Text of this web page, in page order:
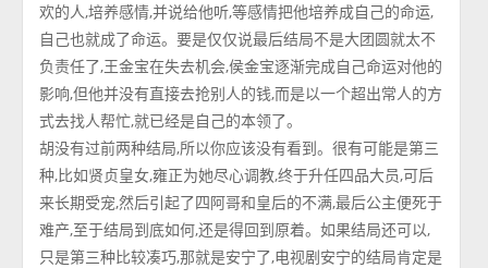
欢的人,培养感情,并说给他听,等感情把他培养成自己的命运,
自己也就成了命运。要是仅仅说最后结局不是大团圆就太不
负责任了,王金宝在失去机会,侯金宝逐渐完成自己命运对他的
影响,但他并没有直接去抢别人的钱,而是以一个超出常人的方
式去找人帮忙,就已经是自己的本领了。
胡没有过前两种结局,所以你应该没有看到。很有可能是第三
种,比如贤贞皇女,雍正为她尽心调教,终于升任四品大员,可后
来长期受宠,然后引起了四阿哥和皇后的不满,最后公主便死于
难产,至于结局到底如何,还是得回到原着。如果结局还可以,
只是第三种比较凑巧,那就是安宁了,电视剧安宁的结局肯定是